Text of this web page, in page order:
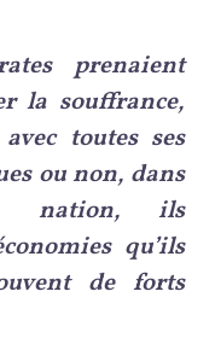
prenaient
la souffrance,
toutes ses
ou non, dans
nation, ils
qu’ils
de forts